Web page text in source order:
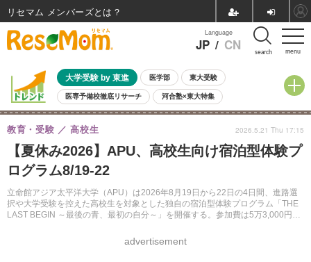
menu
Language
JP / CN search
大学受験 by 東進 医学部 東大受験
医専予備校徹底リサーチ 河合塾×東大特集
親子で考える大学選び 高校受験 中学受験 小学校受験
共通テスト 夏休み
8月開催イベント・WS 全国公立高校 過去問 人気記事
自由研究教材（小学生向け）
【夏休み2026】APU、高校生向け宿泊型体験プ
ログラム8/19-22
立命館アジア太平洋大学（APU）は2026年8月19日から22日の4日間、進路選
択や大学受験を控えた高校生を対象とした独自の宿泊型体験プログラム「THE
LAST BEGIN ～最後の青、最初の自分～」を開催する。参加費は5万3,000円、
教育・受験 高校生
advertisement
2026.5.21 Thu 17:15
リセマム メンバーズ